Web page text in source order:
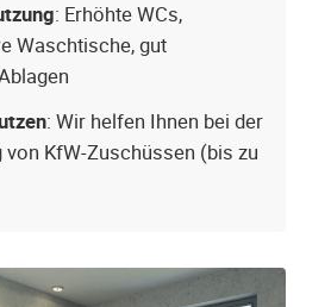
: Erhöhte WCs,
Waschtische, gut
: Wir helfen Ihnen bei der
von KfW-Zuschüssen (bis zu